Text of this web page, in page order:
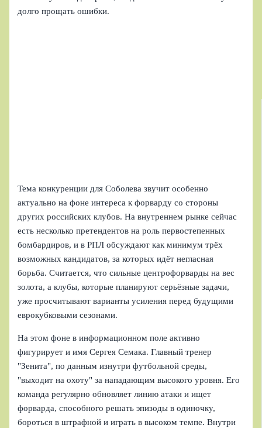
долго прощать ошибки.
Тема конкуренции для Соболева звучит особенно
актуально на фоне интереса к форварду со стороны
других российских клубов. На внутреннем рынке сейчас
есть несколько претендентов на роль первостепенных
бомбардиров, и в РПЛ обсуждают как минимум трёх
возможных кандидатов, за которых идёт негласная
борьба. Считается, что сильные центрофорварды на вес
золота, а клубы, которые планируют серьёзные задачи,
уже просчитывают варианты усиления перед будущими
еврокубковыми сезонами.
На этом фоне в информационном поле активно
фигурирует и имя Сергея Семака. Главный тренер
"Зенита", по данным изнутри футбольной среды,
"выходит на охоту" за нападающим высокого уровня. Его
команда регулярно обновляет линию атаки и ищет
форварда, способного решать эпизоды в одиночку,
бороться в штрафной и играть в высоком темпе. Внутри